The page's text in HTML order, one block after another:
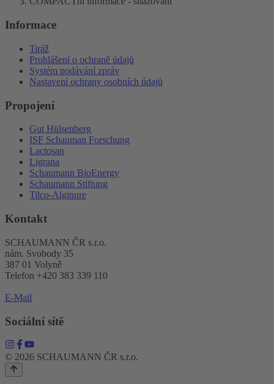
Informace
Tiráž
Prohlášení o ochraně údajů
Systém podávání zpráv
Nastavení ochrany osobních údajů
Propojení
Gut Hülsenberg
ISF Schauman Forschung
Lactosan
Ligrana
Schaumann BioEnergy
Schaumann Stiftung
Tilco-Alginure
Kontakt
SCHAUMANN ČR s.r.o.
nám. Svobody 35
387 01 Volyně
Telefon +420 383 339 110
E-Mail
Sociální sítě
© 2026 SCHAUMANN ČR s.r.o.